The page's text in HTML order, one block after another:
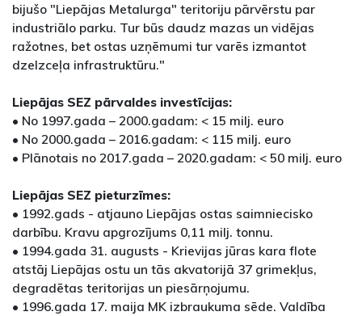
bijušo "Liepājas Metalurga" teritoriju pārvērstu par
industriālo parku. Tur būs daudz mazas un vidējas
ražotnes, bet ostas uzņēmumi tur varēs izmantot
dzelzceļa infrastruktūru."
Liepājas SEZ pārvaldes investīcijas:
• No 1997.gada – 2000.gadam: < 15 milj. euro
• No 2000.gada – 2016.gadam: < 115 milj. euro
• Plānotais no 2017.gada – 2020.gadam: < 50 milj. euro
Liepājas SEZ pieturzīmes:
• 1992.gads - atjauno Liepājas ostas saimniecisko
darbību. Kravu apgrozījums 0,11 milj. tonnu.
• 1994.gada 31. augusts - Krievijas jūras kara flote
atstāj Liepājas ostu un tās akvatorijā 37 grimekļus,
degradētas teritorijas un piesārņojumu.
• 1996.gada 17. maija MK izbraukuma sēde. Valdība